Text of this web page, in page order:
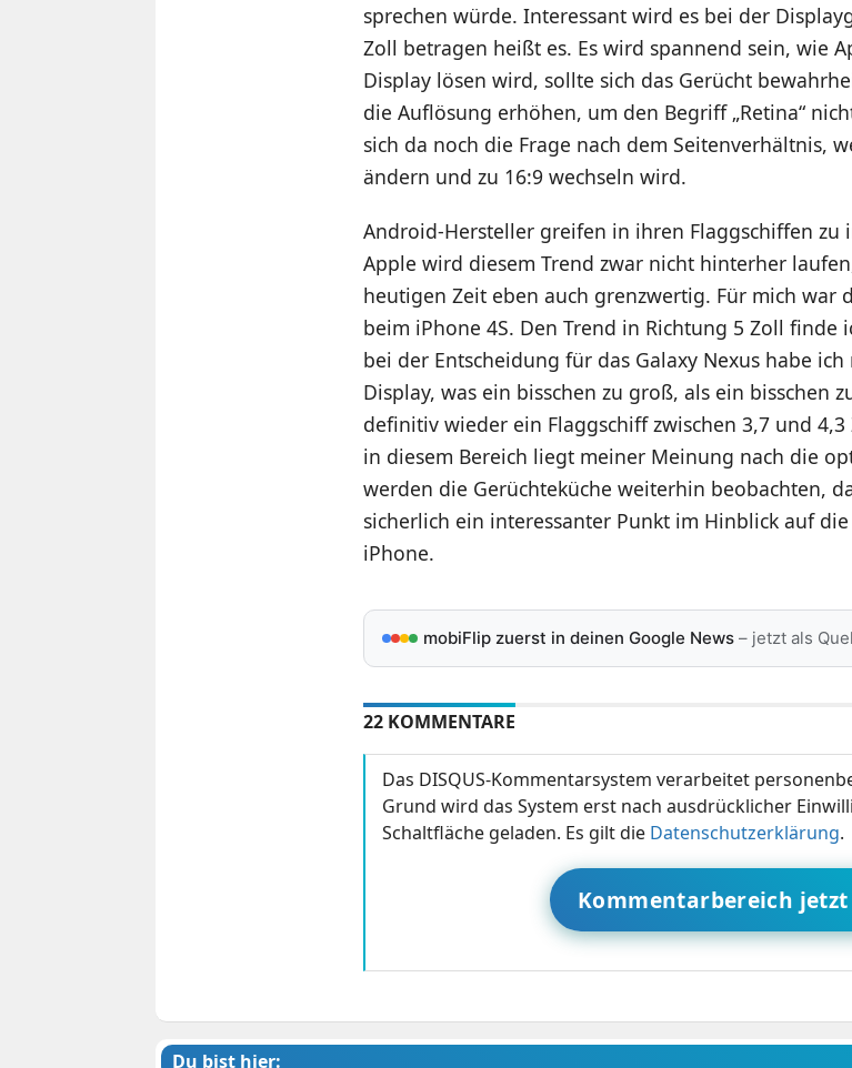
sprechen würde. Interessant wird es bei der
Zoll betragen heißt es. Es wird spannend sein, wie
Display lösen wird, sollte sich das Gerücht
die Auflösung erhöhen, um den Begriff „Retina“
sich da noch die Frage nach dem Seitenverhältnis,
ändern und zu 16:9 wechseln wird.
Android-Hersteller greifen in ihren Flaggschiffen zu
Apple wird diesem Trend zwar nicht hinterher
heutigen Zeit eben auch grenzwertig. Für mich war
beim iPhone 4S. Den Trend in Richtung 5 Zoll finde
bei der Entscheidung für das Galaxy Nexus habe
Display, was ein bisschen zu groß, als ein bisschen
definitiv wieder ein Flaggschiff zwischen 3,7 und
in diesem Bereich liegt meiner Meinung nach die
werden die Gerüchteküche weiterhin beobachten,
sicherlich ein interessanter Punkt im Hinblick auf
iPhone.
mobiFlip zuerst in deinen Google News– jetzt als
22 KOMMENTARE
Das DISQUS-Kommentarsystem verarbeitet
Grund wird das System erst nach ausdrücklicher
Schaltfläche geladen. Es gilt die Datenschutzerklärung.
Kommentarbereich
Du bist hier: